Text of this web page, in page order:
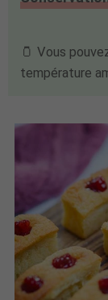
🫙 Vous
température